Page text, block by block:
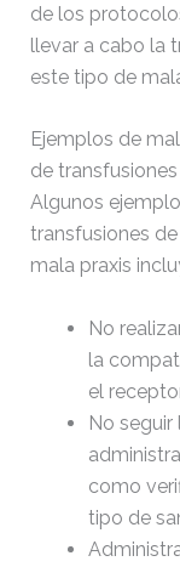
de los
llevar a cabo la
este tipo de
Ejemplos de
de
Algunos
transfusiones
mala praxis
No
la
el
No
como
tipo de